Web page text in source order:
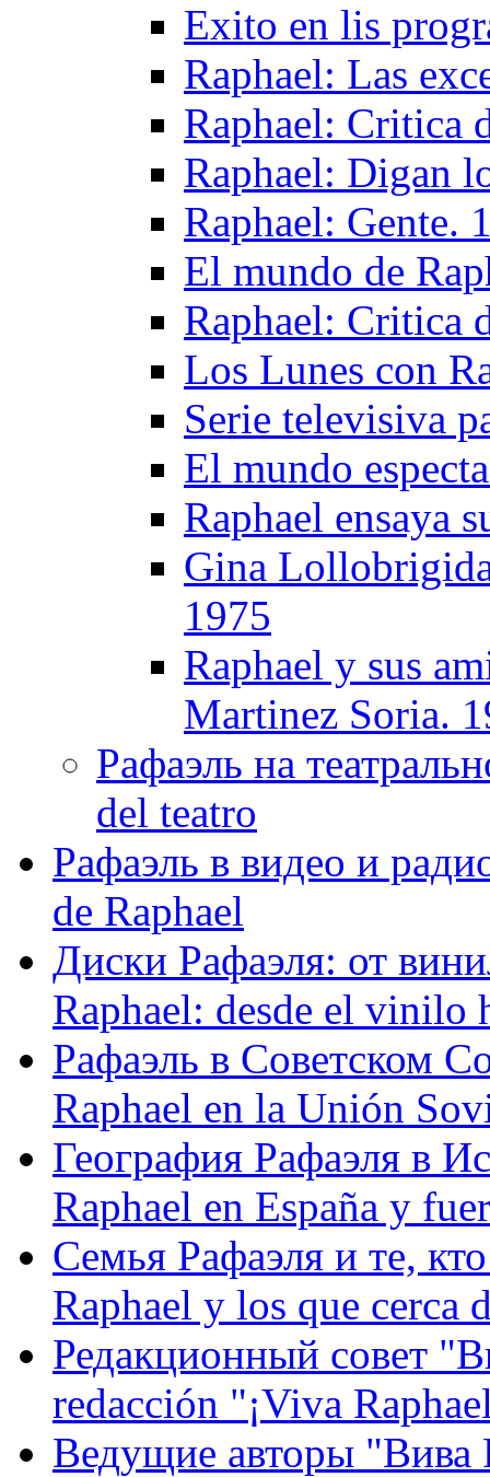
Exito en lis
Raphael: Las
Raphael: Critica
Raphael: Digan
Raphael: Gente.
El mundo de
Raphael: Critica
Los Lunes con
Serie televisiva
El mundo
Raphael ensaya
Gina
1975
Raphael y sus
Martinez Soria.
Рафаэль на
del teatro
Рафаэль в видео и
de Raphael
Диски Рафаэля: от
Raphael: desde el vinilo
Рафаэль в Советском
Raphael en la Unión
География Рафаэля в
Raphael en España y
Семья Рафаэля и те,
Raphael y los que cerca
Редакционный совет
redacción "¡Viva
Ведущие авторы "Вива